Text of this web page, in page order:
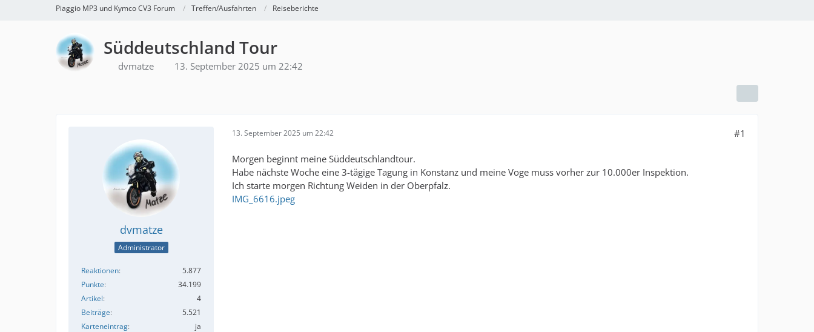
Piaggio MP3 und Kymco CV3 Forum Treffen/Ausfahrten Reiseberichte
Süddeutschland Tour
dvmatze 13. September 2025 um 22:42
dvmatze
Administrator
Reaktionen
5.877
Punkte
34.199
Artikel
4
Beiträge
5.521
Karteneintrag
ja
13. September 2025 um 22:42 #1
Morgen beginnt meine Süddeutschlandtour.
Habe nächste Woche eine 3-tägige Tagung in Konstanz und meine Voge muss vorher zur 10.000er Inspektion.
Ich starte morgen Richtung Weiden in der Oberpfalz.
IMG_6616.jpeg